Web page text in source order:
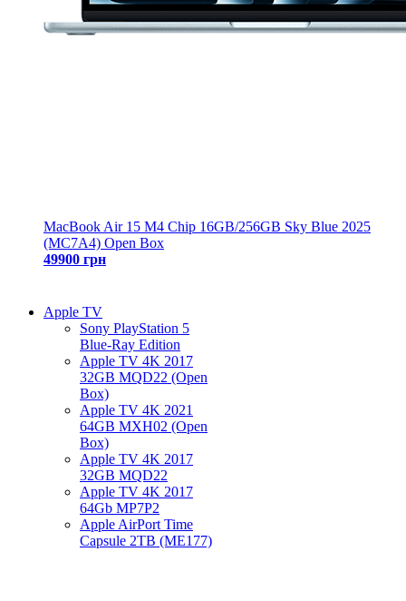
MacBook Air 15 M4 Chip 16GB/256GB Sky Blue 2025
(MC7A4) Open Box
49900 грн
Apple TV
Sony PlayStation 5
Blue-Ray Edition
Apple TV 4K 2017
32GB MQD22 (Open
Box)
Apple TV 4K 2021
64GB MXH02 (Open
Box)
Apple TV 4K 2017
32GB MQD22
Apple TV 4K 2017
64Gb MP7P2
Apple AirPort Time
Capsule 2TB (ME177)